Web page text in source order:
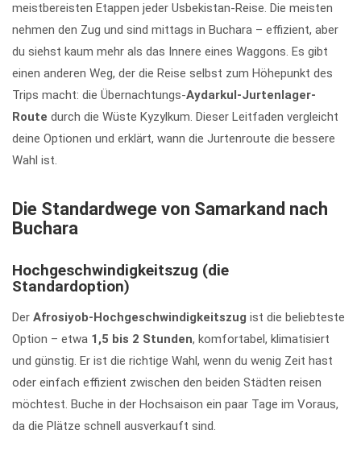
meistbereisten Etappen jeder Usbekistan-Reise. Die meisten
nehmen den Zug und sind mittags in Buchara – effizient, aber
du siehst kaum mehr als das Innere eines Waggons. Es gibt
einen anderen Weg, der die Reise selbst zum Höhepunkt des
Trips macht: die Übernachtungs-Aydarkul-Jurtenlager-
Route durch die Wüste Kyzylkum. Dieser Leitfaden vergleicht
deine Optionen und erklärt, wann die Jurtenroute die bessere
Wahl ist.
Die Standardwege von Samarkand nach
Buchara
Hochgeschwindigkeitszug (die
Standardoption)
Der Afrosiyob-Hochgeschwindigkeitszug ist die beliebteste
Option – etwa 1,5 bis 2 Stunden, komfortabel, klimatisiert
und günstig. Er ist die richtige Wahl, wenn du wenig Zeit hast
oder einfach effizient zwischen den beiden Städten reisen
möchtest. Buche in der Hochsaison ein paar Tage im Voraus,
da die Plätze schnell ausverkauft sind.